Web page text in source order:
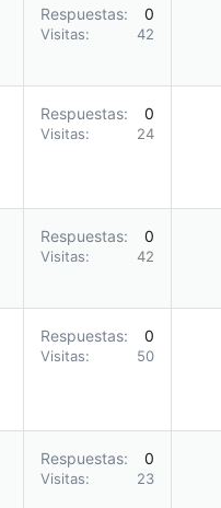
Respuestas 0
Visitas 42
Respuestas 0
Visitas 24
Respuestas 0
Visitas 42
Respuestas 0
Visitas 50
Respuestas 0
Visitas 23